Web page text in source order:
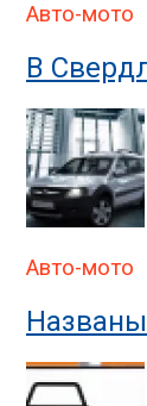
Авто-мото
В
Авто-мото